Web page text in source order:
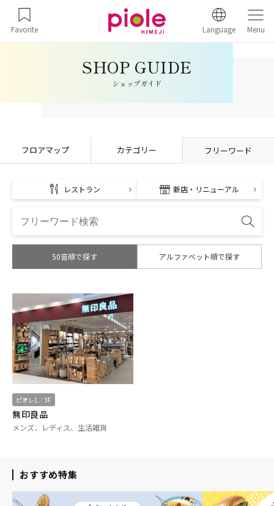
Favorite Language Menu
ショップガイド
フロアマップ カテゴリー フリーワード
レストラン 新店・リニューアル
50音順で探す アルファベット順で探す
ピオレ1／3F
無印良品
メンズ、レディス、生活雑貨
おすすめ特集